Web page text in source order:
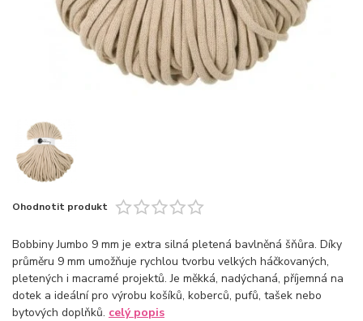
Ohodnotit produkt
Bobbiny Jumbo 9 mm je extra silná pletená bavlněná šňůra. Díky
průměru 9 mm umožňuje rychlou tvorbu velkých háčkovaných,
pletených i macramé projektů. Je měkká, nadýchaná, příjemná na
dotek a ideální pro výrobu košíků, koberců, pufů, tašek nebo
bytových doplňků. celý popis